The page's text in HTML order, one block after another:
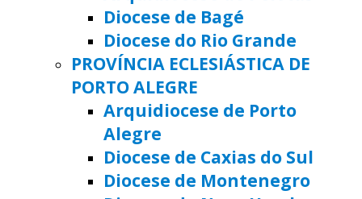
Diocese de Bagé
Diocese do Rio Grande
PROVÍNCIA ECLESIÁSTICA DE
PORTO ALEGRE
Arquidiocese de Porto
Alegre
Diocese de Caxias do Sul
Diocese de Montenegro